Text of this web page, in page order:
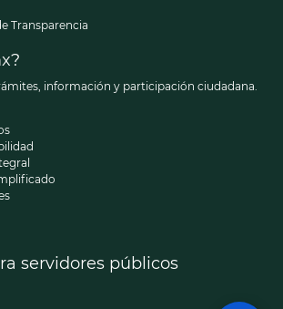
Transparencia
información y participación ciudadana.
servidores públicos